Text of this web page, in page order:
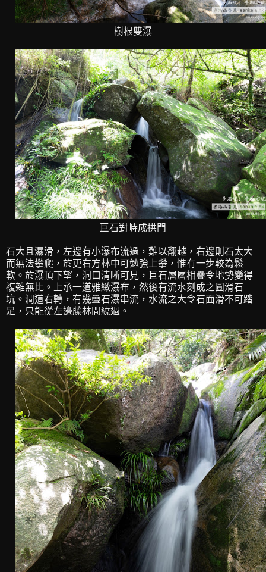
樹根雙瀑
巨石對峙成拱門
石大且濕滑，左邊有小瀑布流過，難以翻越，右邊則石太大
而無法攀爬，於更右方林中可勉強上攀，惟有一步較為鬆
軟。於瀑頂下望，洞口清晰可見，巨石層層相疊令地勢變得
複雜無比。上承一道雅緻瀑布，然後有流水刻成之圓滑石
坑。澗道右轉，有幾疊石瀑串流，水流之大令石面滑不可踏
足，只能從左邊藤林間繞過。